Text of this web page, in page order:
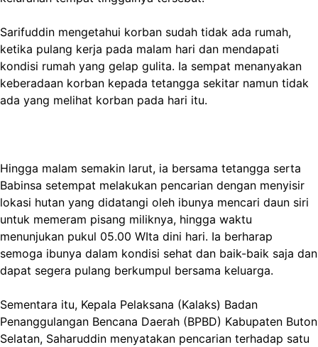
Sarifuddin mengetahui korban sudah tidak ada rumah,
ketika pulang kerja pada malam hari dan mendapati
kondisi rumah yang gelap gulita. Ia sempat menanyakan
keberadaan korban kepada tetangga sekitar namun tidak
ada yang melihat korban pada hari itu.
Hingga malam semakin larut, ia bersama tetangga serta
Babinsa setempat melakukan pencarian dengan menyisir
lokasi hutan yang didatangi oleh ibunya mencari daun siri
untuk memeram pisang miliknya, hingga waktu
menunjukan pukul 05.00 WIta dini hari. Ia berharap
semoga ibunya dalam kondisi sehat dan baik-baik saja dan
dapat segera pulang berkumpul bersama keluarga.
Sementara itu, Kepala Pelaksana (Kalaks) Badan
Penanggulangan Bencana Daerah (BPBD) Kabupaten Buton
Selatan, Saharuddin menyatakan pencarian terhadap satu